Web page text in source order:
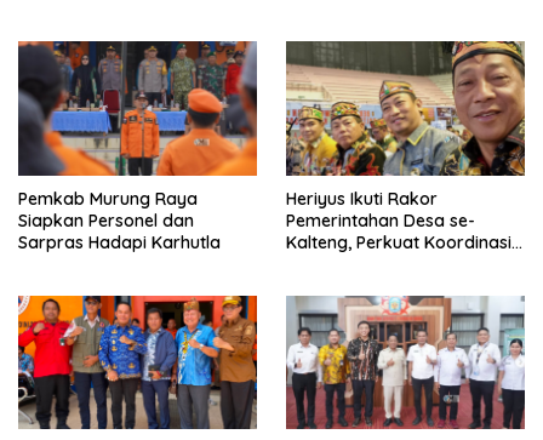
Pemkab Murung Raya
Siapkan Personel dan
Sarpras Hadapi Karhutla
Heriyus Ikuti Rakor
Pemerintahan Desa se-
Kalteng, Perkuat Koordinasi